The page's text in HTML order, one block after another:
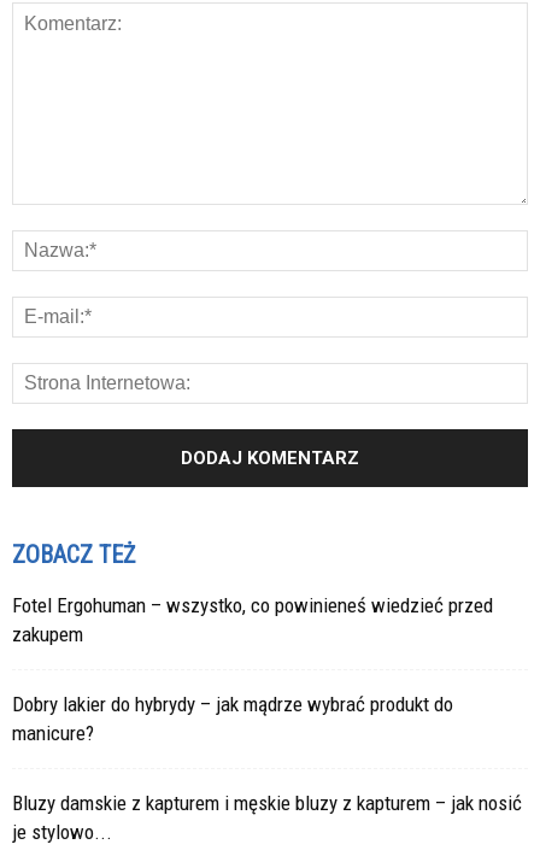
ZOBACZ TEŻ
Fotel Ergohuman – wszystko, co powinieneś wiedzieć przed
zakupem
Dobry lakier do hybrydy – jak mądrze wybrać produkt do
manicure?
Bluzy damskie z kapturem i męskie bluzy z kapturem – jak nosić
je stylowo...